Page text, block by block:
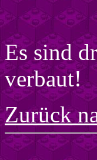
Es sind
verbaut!
Zurück